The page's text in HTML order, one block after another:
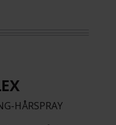
HÅRSPRAY